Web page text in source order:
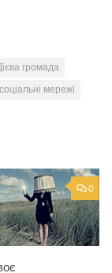
громада
соціальні мережі
0